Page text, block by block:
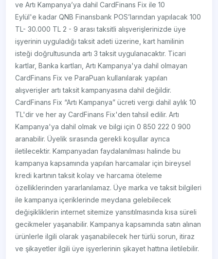
ve Artı Kampanya’ya dahil CardFinans Fix ile 10
Eylül'e kadar QNB Finansbank POS’larından yapılacak 100
TL- 30.000 TL 2 - 9 arası taksitli alışverişlerinizde üye
işyerinin uyguladığı taksit adeti üzerine, kart hamilinin
isteği doğrultusunda artı 3 taksit uygulanacaktır. Ticari
kartlar, Banka kartları, Artı Kampanya'ya dahil olmayan
CardFinans Fix ve ParaPuan kullanılarak yapılan
alışverişler artı taksit kampanyasına dahil değildir.
CardFinans Fix “Artı Kampanya” ücreti vergi dahil aylık 10
TL'dir ve her ay CardFinans Fix'den tahsil edilir. Artı
Kampanya'ya dahil olmak ve bilgi için 0 850 222 0 900
aranabilir. Üyelik sırasında gerekli koşullar ayrıca
iletilecektir. Kampanyadan faydalanılması halinde bu
kampanya kapsamında yapılan harcamalar için bireysel
kredi kartının taksit kolay ve harcama öteleme
özelliklerinden yararlanılamaz. Üye marka ve taksit bilgileri
ile kampanya içeriklerinde meydana gelebilecek
değişikliklerin internet sitemize yansıtılmasında kısa süreli
gecikmeler yaşanabilir. Kampanya kapsamında satın alınan
ürünlerle ilgili olarak yaşanabilecek her türlü sorun, itiraz
ve şikayetler ilgili üye işyerlerinin şikayet hattına iletilebilir.